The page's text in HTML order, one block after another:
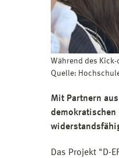
Während des Kick-
Quelle:
Mit Partnern
Das Projekt "D-